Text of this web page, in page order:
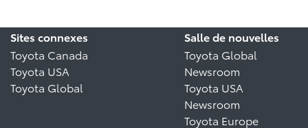
Sites connexes
Toyota Canada
Toyota USA
Toyota Global
Salle de nouvelles
Toyota Global
Newsroom
Toyota USA
Newsroom
Toyota Europe